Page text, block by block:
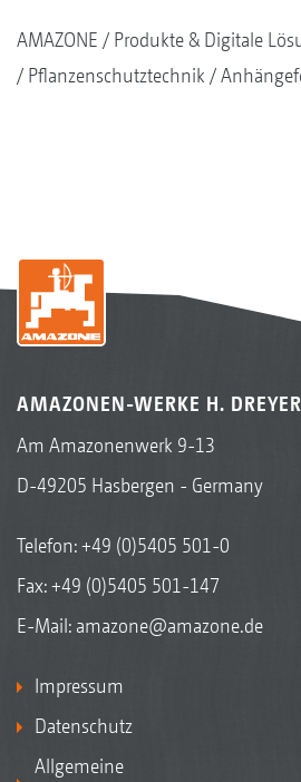
AMAZONE
Produkte & Digitale
Pflanzenschutztechnik
AMAZONEN-WERKE H.
Am Amazonenwerk 9-13
D-49205 Hasbergen - Germany
Telefon:+49 (0)5405 501-0
Fax: +49 (0)5405 501-147
E-Mail: amazone@amazone.de
Impressum
Datenschutz
Allgemeine